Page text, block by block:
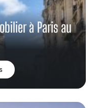
à Paris au